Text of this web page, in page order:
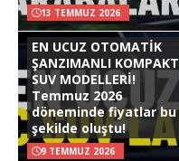
13 TEMMUZ 2026
EN UCUZ OTOMATİK
ŞANZIMANLI KOMPAKT
SUV MODELLERİ!
Temmuz 2026
döneminde fiyatlar bu
şekilde oluştu!
9 TEMMUZ 2026